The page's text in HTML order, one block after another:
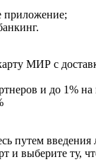
приложение;
МИР с
и до 1% на
путем введения
и выберите ту,